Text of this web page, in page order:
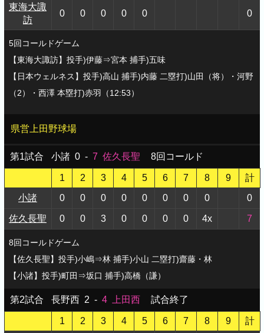
東海大諏
訪
0 0 0 0 0 0
5回コールドゲーム
【東海大諏訪】投手)伊藤⇒宮本 捕手)五味
【日本ウェルネス】投手)高山 捕手)内藤 二塁打)山田（将）・河野
（2）・西澤 本塁打)赤羽（12:53）
県営上田野球場
第1試合 小諸 0 - 7 佐久長聖 8回コールド
1 2 3 4 5 6 7 8 9
計
小諸
0 0 0 0 0 0 0 0 0
佐久長聖 0 0 3 0 0 0 0 4x 7
8回コールドゲーム
【佐久長聖】投手)小嶋⇒林 捕手)小山 二塁打)齋藤・林
【小諸】投手)町田⇒坂口 捕手)高橋（謙）
第2試合 長野西 2 - 4 上田西 試合終了
1 2 3 4 5 6 7 8 9
計